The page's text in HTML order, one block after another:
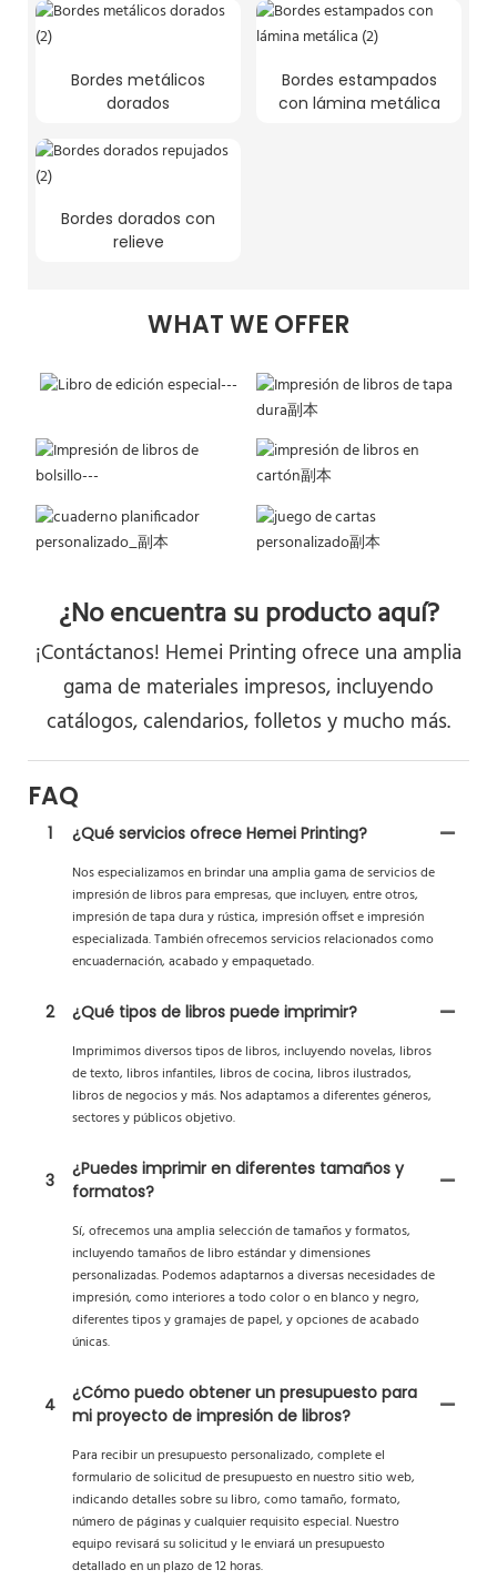
Bordes metálicos
dorados
Bordes estampados
con lámina metálica
Bordes dorados con
relieve
WHAT WE OFFER
¿No encuentra su producto aquí?
¡Contáctanos! Hemei Printing ofrece una amplia
gama de materiales impresos, incluyendo
catálogos, calendarios, folletos y mucho más.
FAQ
1
¿Qué servicios ofrece Hemei Printing?
Nos especializamos en brindar una amplia gama de servicios de
impresión de libros para empresas, que incluyen, entre otros,
impresión de tapa dura y rústica, impresión offset e impresión
especializada. También ofrecemos servicios relacionados como
encuadernación, acabado y empaquetado.
2
¿Qué tipos de libros puede imprimir?
Imprimimos diversos tipos de libros, incluyendo novelas, libros
de texto, libros infantiles, libros de cocina, libros ilustrados,
libros de negocios y más. Nos adaptamos a diferentes géneros,
sectores y públicos objetivo.
3
¿Puedes imprimir en diferentes tamaños y
formatos?
Sí, ofrecemos una amplia selección de tamaños y formatos,
incluyendo tamaños de libro estándar y dimensiones
personalizadas. Podemos adaptarnos a diversas necesidades de
impresión, como interiores a todo color o en blanco y negro,
diferentes tipos y gramajes de papel, y opciones de acabado
únicas.
4
¿Cómo puedo obtener un presupuesto para
mi proyecto de impresión de libros?
Para recibir un presupuesto personalizado, complete el
formulario de solicitud de presupuesto en nuestro sitio web,
indicando detalles sobre su libro, como tamaño, formato,
número de páginas y cualquier requisito especial. Nuestro
equipo revisará su solicitud y le enviará un presupuesto
detallado en un plazo de 12 horas.